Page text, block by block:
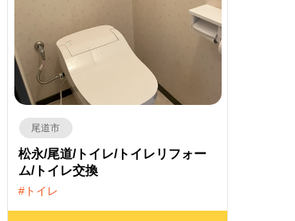
尾道市
松永/尾道/トイレ/トイレリフォー
ム/トイレ交換
トイレ